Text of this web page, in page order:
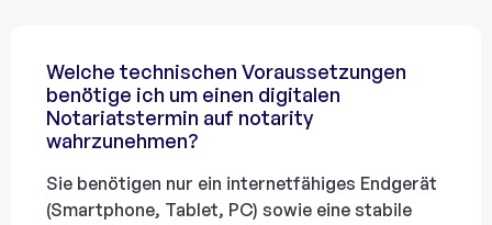
Welche technischen Voraussetzungen
benötige ich um einen digitalen
Notariatstermin auf notarity
wahrzunehmen?
Sie benötigen nur ein internetfähiges Endgerät
(Smartphone, Tablet, PC) sowie eine stabile